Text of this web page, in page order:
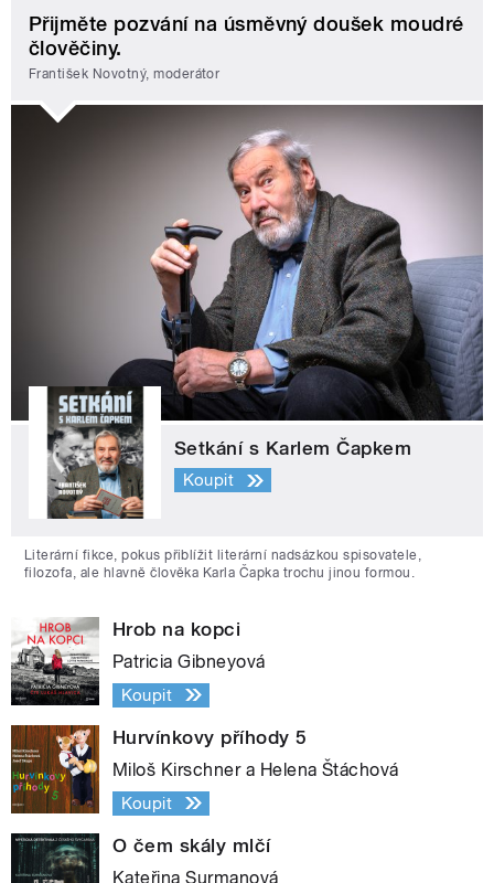
Přijměte pozvání na úsměvný doušek moudré
člověčiny.
František Novotný, moderátor
Setkání s Karlem Čapkem
Koupit
Literární fikce, pokus přiblížit literární nadsázkou spisovatele,
filozofa, ale hlavně člověka Karla Čapka trochu jinou formou.
Hrob na kopci
Patricia Gibneyová
Koupit
Hurvínkovy příhody 5
Miloš Kirschner a Helena Štáchová
Koupit
O čem skály mlčí
Kateřina Surmanová